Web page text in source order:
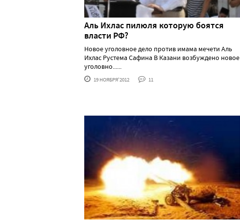
Аль Ихлас пилюля которую боятся
власти РФ?
Новое уголовное дело против имама мечети Аль
Ихлас Рустема Сафина В Казани возбуждено новое
уголовно......
19 НОЯБРЯ'2012 11